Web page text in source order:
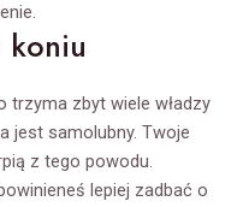
koniu
trzyma zbyt wiele władzy
jest samolubny. Twoje
z tego powodu.
lepiej zadbać o